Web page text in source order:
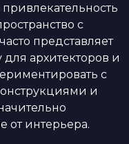
привлекательность
с
представляет
архитекторов и
с
и
от интерьера.